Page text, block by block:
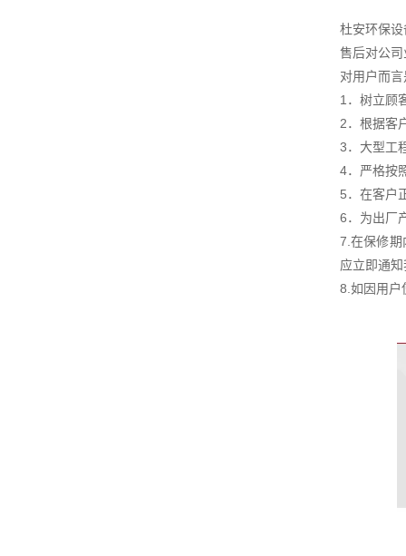
杜安环保
售后对公
对用户而
1．树立顾
2．根据客
3．大型工
4．严格按
5．在客户
6．为出厂
7.在保修期
应立即通
8.如因用户